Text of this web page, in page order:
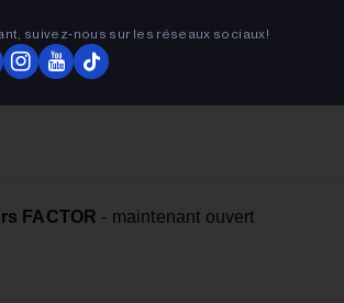
FACTOR - maintenant ouvert
suivez‑nous sur les réseaux sociaux!